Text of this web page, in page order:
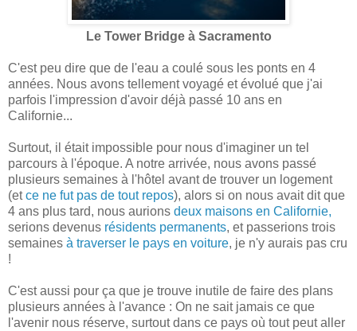
Le Tower Bridge à Sacramento
C'est peu dire que de l'eau a coulé sous les ponts en 4
années. Nous avons tellement voyagé et évolué que j'ai
parfois l'impression d'avoir déjà passé 10 ans en
Californie...
Surtout, il était impossible pour nous d'imaginer un tel
parcours à l'époque. A notre arrivée, nous avons passé
plusieurs semaines à l'hôtel avant de trouver un logement
(etce ne fut pas de tout repos), alors si on nous avait dit que
4 ans plus tard, nous aurions deux maisons en Californie,
serions devenus résidents permanents, et passerions trois
semaines à traverser le pays en voiture, je n'y aurais pas cru
!
C'est aussi pour ça que je trouve inutile de faire des plans
plusieurs années à l'avance : On ne sait jamais ce que
l'avenir nous réserve, surtout dans ce pays où tout peut aller